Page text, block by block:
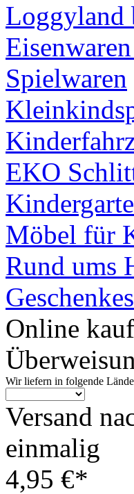
Loggyland
Spielwaren
EKO
Möbel für
Rund ums
Online
Wir liefern in folgende
Versand
einmalig
4,95 €*